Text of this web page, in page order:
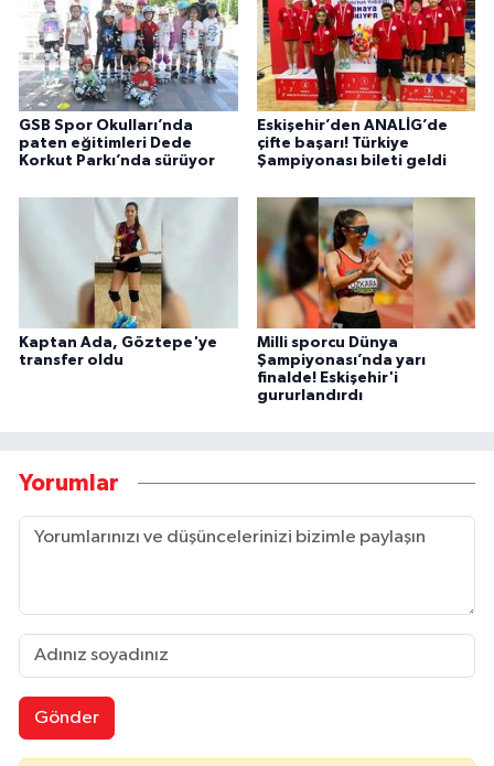
GSB Spor Okulları’nda
paten eğitimleri Dede
Korkut Parkı’nda sürüyor
Eskişehir’den ANALİG’de
çifte başarı! Türkiye
Şampiyonası bileti geldi
Kaptan Ada, Göztepe'ye
transfer oldu
Milli sporcu Dünya
Şampiyonası’nda yarı
finalde! Eskişehir'i
gururlandırdı
Yorumlar
Gönder